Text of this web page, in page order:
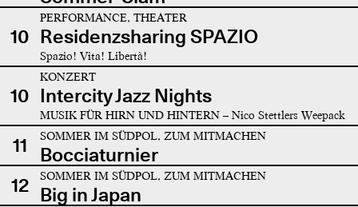
10
PERFORMANCE, THEATER
Residenzsharing SPAZIO
Spazio! Vita! Libertà!
10
KONZERT
Intercity Jazz Nights
MUSIK FÜR HIRN UND HINTERN – Nico Stettlers Weepack
11 SOMMER IM SÜDPOL, ZUM MITMACHEN
Bocciaturnier
12
SOMMER IM SÜDPOL, ZUM MITMACHEN
Big in Japan